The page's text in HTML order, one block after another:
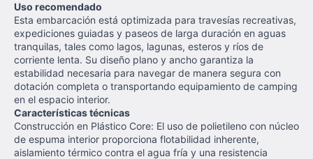
Uso recomendado
Esta embarcación está optimizada para travesías recreativas,
expediciones guiadas y paseos de larga duración en aguas
tranquilas, tales como lagos, lagunas, esteros y ríos de
corriente lenta. Su diseño plano y ancho garantiza la
estabilidad necesaria para navegar de manera segura con
dotación completa o transportando equipamiento de camping
en el espacio interior.
Características técnicas
Construcción en Plástico Core: El uso de polietileno con núcleo
de espuma interior proporciona flotabilidad inherente,
aislamiento térmico contra el agua fría y una resistencia